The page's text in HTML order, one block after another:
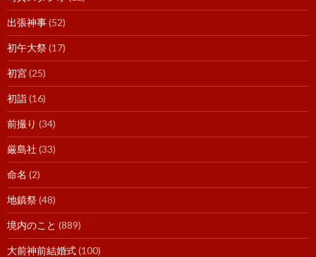
出張神事(52)
初午大祭(17)
初宮(25)
初詣(16)
前撮り (34)
厳島社 (33)
命名 (2)
地鎮祭(48)
境内のこと (889)
大前神前結婚式(100)